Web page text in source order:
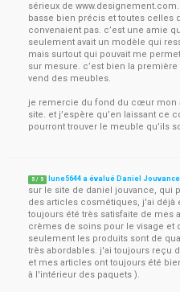
sérieux de
basse bien précis et toutes celles
convenaient pas. c’est une amie
seulement avait un modèle qui
mais surtout qui pouvait me
sur mesure. c’est bien la
vend des meubles.
je remercie du fond du cœur mon
site. et j’espère qu’en laissant ce
pourront trouver le meuble qu’ils
5 / 5 lune5644 a évalué Daniel Jouvance
sur le site de daniel jouvance, qui
des articles cosmétiques, j'ai
toujours été très satisfaite de mes
crèmes de soins pour le visage et
seulement les produits sont de
très abordables. j'ai toujours reçu
et mes articles ont toujours été
à l'intérieur des paquets ).